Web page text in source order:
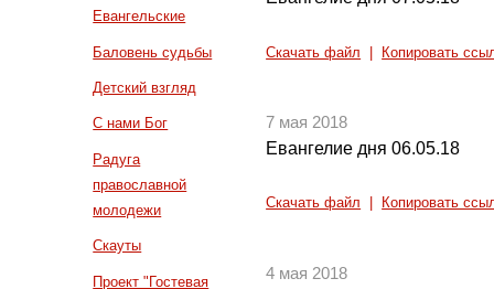
Евангельские
Баловень судьбы
Детский взгляд
С нами Бог
Радуга
православной
молодежи
Скауты
Проект "Гостевая
Скачать файл Копировать
7 мая 2018
Евангелие дня 06.05.18
Скачать файл Копировать
4 мая 2018